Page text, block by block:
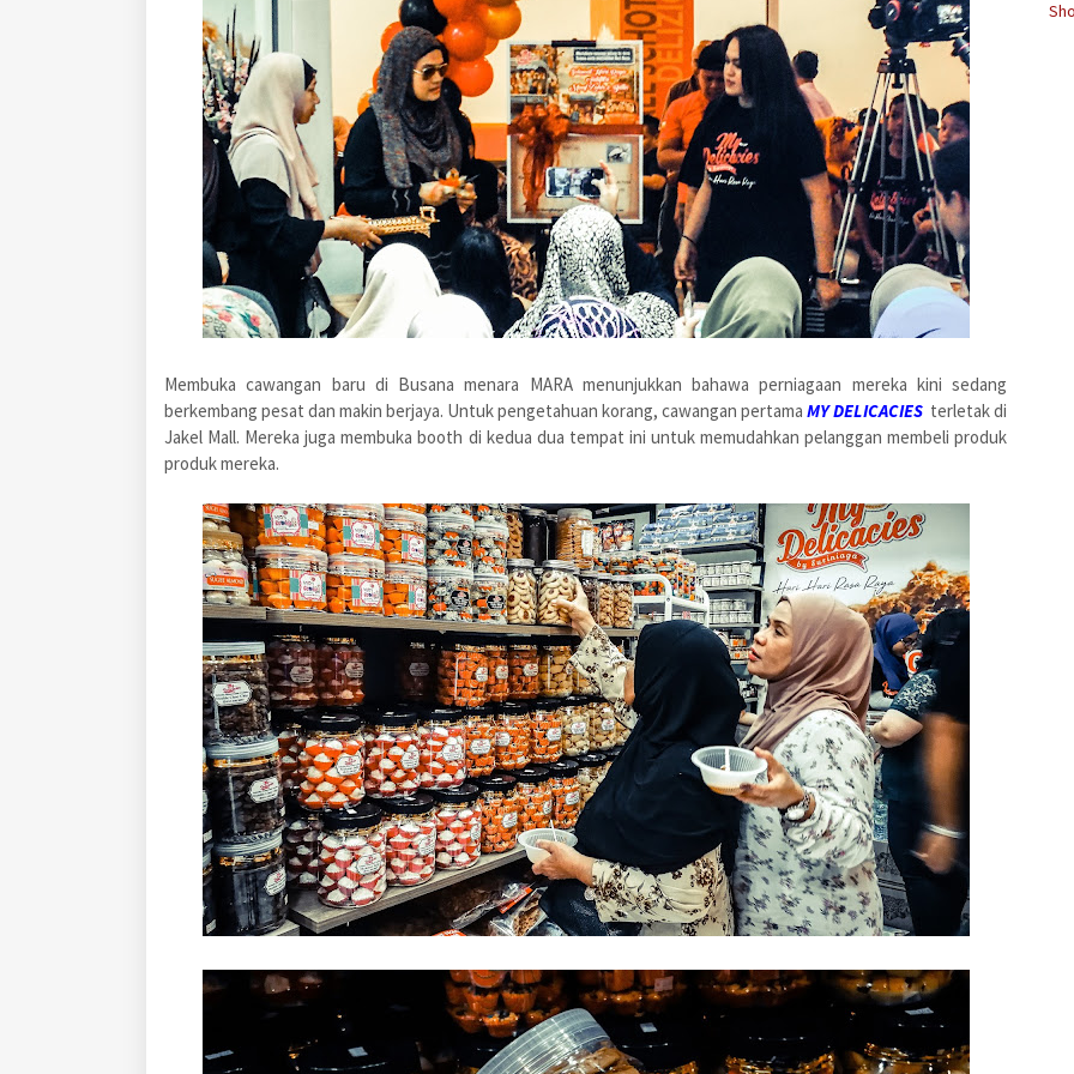
Membuka cawangan baru di Busana menara MARA menunjukkan bahawa perniagaan mereka kini sedang
berkembang pesat dan makin berjaya. Untuk pengetahuan korang, cawangan pertamaMY DELICACIES terletak di
Jakel Mall. Mereka juga membuka booth di kedua dua tempat ini untuk memudahkan pelanggan membeli produk
produk mereka.